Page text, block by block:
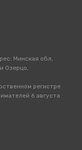
Минская обл,
Озерцо,
регистре
6 августа